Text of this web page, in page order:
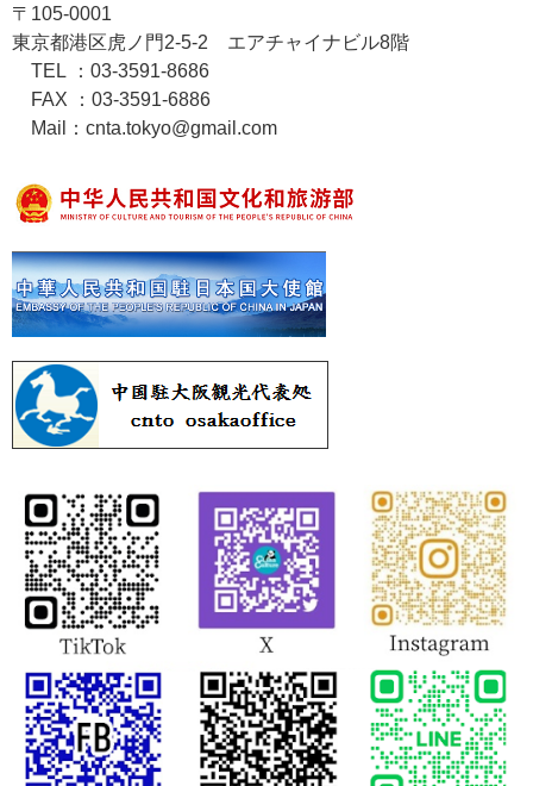
〒105-0001
東京都港区虎ノ門2-5-2 エアチャイナビル8階
TEL ：03-3591-8686
FAX ：03-3591-6886
Mail：cnta.tokyo@gmail.com